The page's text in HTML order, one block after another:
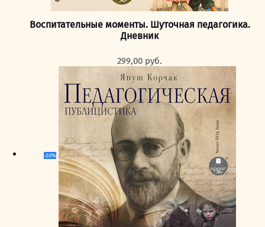
Воспитательные моменты. Шуточная педагогика.
Дневник
299,00 руб.
-20%